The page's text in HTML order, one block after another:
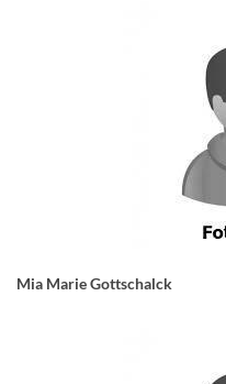
Mia Marie Gottschalck